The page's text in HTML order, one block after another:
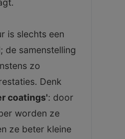
is slechts een
de samenstelling
zo
Denk
coatings': door
worden ze
ze beter kleine